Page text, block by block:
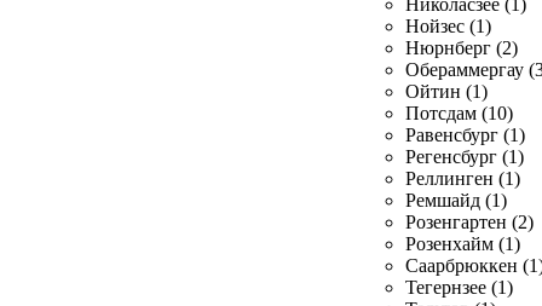
Николасзее (1)
Нойзес (1)
Нюрнберг (2)
Обераммергау
Ойтин (1)
Потсдам (10)
Равенсбург (1)
Регенсбург (1)
Реллинген (1)
Ремшайд (1)
Розенгартен (2)
Розенхайм (1)
Саарбрюккен
Тегернзее (1)